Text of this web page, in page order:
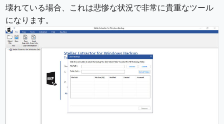
壊れている場合、これは悲惨な状況で非常に貴重なツール
になります。